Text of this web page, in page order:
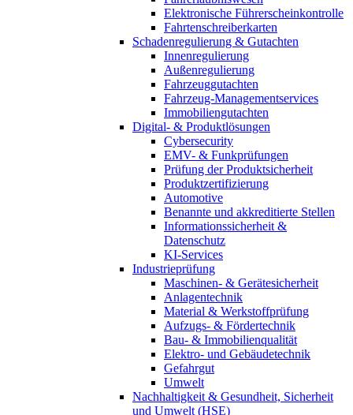
Elektronische Führerscheinkontrolle
Fahrtenschreiberkarten
Schadenregulierung & Gutachten
Innenregulierung
Außenregulierung
Fahrzeuggutachten
Fahrzeug-Managementservices
Immobiliengutachten
Digital- & Produktlösungen
Cybersecurity
EMV- & Funkprüfungen
Prüfung der Produktsicherheit
Produktzertifizierung
Automotive
Benannte und akkreditierte Stellen
Informationssicherheit &
Datenschutz
KI-Services
Industrieprüfung
Maschinen- & Gerätesicherheit
Anlagentechnik
Material & Werkstoffprüfung
Aufzugs- & Fördertechnik
Bau- & Immobilienqualität
Elektro- und Gebäudetechnik
Gefahrgut
Umwelt
Nachhaltigkeit & Gesundheit, Sicherheit
und Umwelt (HSE)